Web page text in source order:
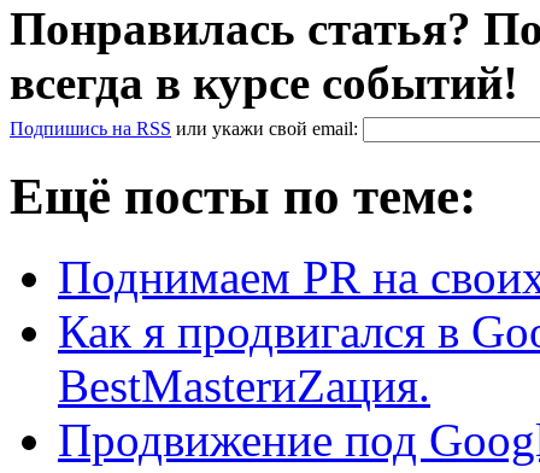
Понравилась статья?
всегда в курсе событий!
Подпишись на RSS или укажи свой email:
Ещё посты по теме:
Поднимаем PR на
Как я продвигался в
BestMasterиZация.
Продвижение под